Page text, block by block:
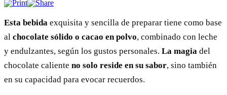
Esta bebida exquisita y sencilla de preparar tiene como base
al chocolate sólido o cacao en polvo, combinado con leche
y endulzantes, según los gustos personales. La magia del
chocolate caliente no solo reside en su sabor, sino también
en su capacidad para evocar recuerdos.